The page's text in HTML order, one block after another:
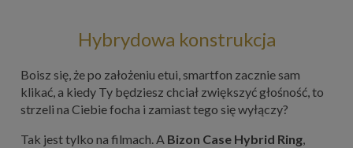
Hybrydowa konstrukcja
Boisz się, że po założeniu etui, smartfon zacznie sam
klikać, a kiedy Ty będziesz chciał zwiększyć głośność, to
strzeli na Ciebie focha i zamiast tego się wyłączy?
Tak jest tylko na filmach. A Bizon Case Hybrid Ring,